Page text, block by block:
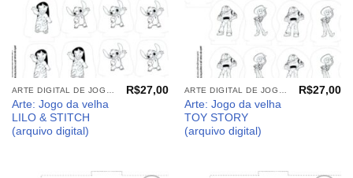
ARTE DIGITAL DE JOGOS E PAINEIS
Arte: Jogo da velha
LILO & STITCH
(arquivo digital)
R$27,00 ARTE DIGITAL DE JOGOS E PAINEIS
Arte: Jogo da velha
TOY STORY
(arquivo digital)
R$27,00